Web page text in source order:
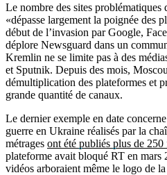
Le nombre des sites problématiques
«dépasse largement la poignée des
début de l’invasion par Google,
déplore Newsguard dans un
Kremlin ne se limite pas à des
et Sputnik. Depuis des mois,
démultiplication des plateformes et
grande quantité de canaux.
Le dernier exemple en date
guerre en Ukraine réalisés par la
métrages ont été publiés plus de
plateforme avait bloqué RT en mars
vidéos arboraient même le logo de la